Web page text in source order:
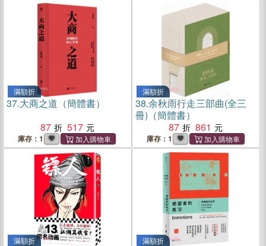
滿額折
37.大商之道（簡體書）
87
517
庫存：1
滿額折
38.余秋雨行走三部曲(全三
冊)（簡體書）
87
861
庫存：1
滿額折 滿額折